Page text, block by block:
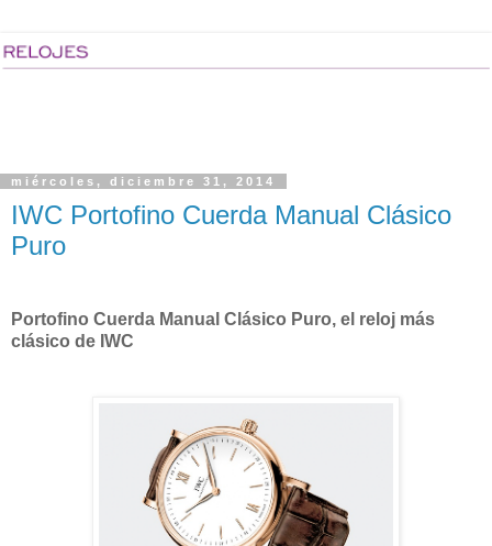
miércoles, diciembre 31, 2014
IWC Portofino Cuerda Manual Clásico
Puro
Portofino Cuerda Manual Clásico Puro, el reloj más
clásico de IWC